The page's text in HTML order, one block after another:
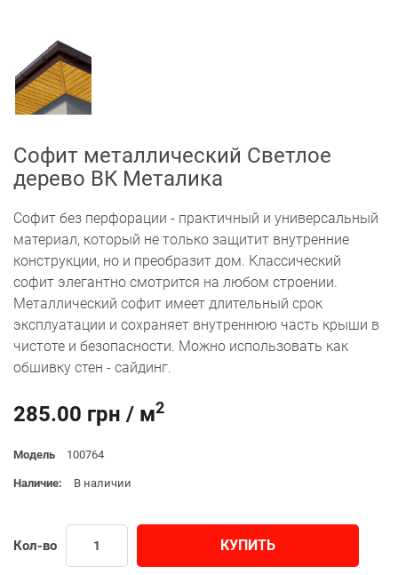
Софит металлический Светлое
дерево ВК Металика
Софит без перфорации - практичный и универсальный
материал, который не только защитит внутренние
конструкции, но и преобразит дом. Классический
софит элегантно смотрится на любом строении.
Металлический софит имеет длительный срок
эксплуатации и сохраняет внутреннюю часть крыши в
чистоте и безопасности. Можно использовать как
обшивку стен - сайдинг.
285.00 грн / м2
Модель 100764
Наличие: В наличии
Кол-во КУПИТЬ